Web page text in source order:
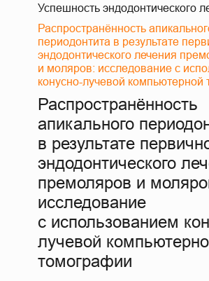
Распространённость
периодонтита в результате
эндодонтического лечения
и моляров: исследование с
конусно-лучевой компьютерной
Успешность эндодонтического
Распространённость
апикального
в результате
эндодонтического
премоляров и
исследование
с использованием
лучевой
томографии